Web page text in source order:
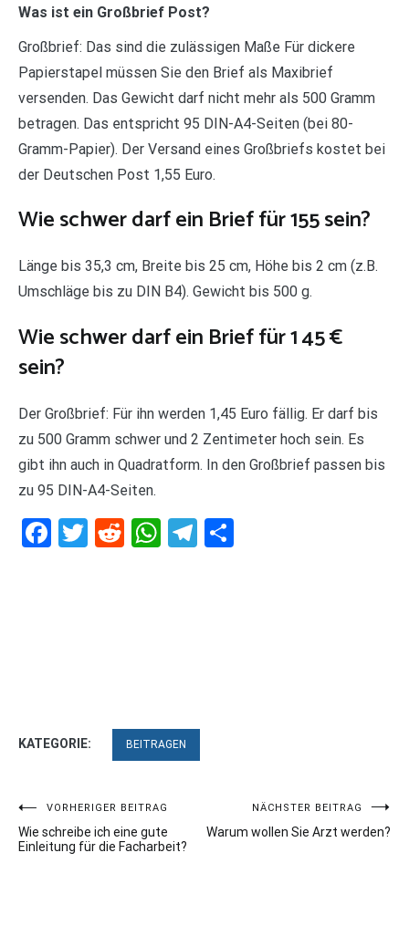
Was ist ein Großbrief Post?
Großbrief: Das sind die zulässigen Maße Für dickere
Papierstapel müssen Sie den Brief als Maxibrief
versenden. Das Gewicht darf nicht mehr als 500 Gramm
betragen. Das entspricht 95 DIN-A4-Seiten (bei 80-
Gramm-Papier). Der Versand eines Großbriefs kostet bei
der Deutschen Post 1,55 Euro.
Wie schwer darf ein Brief für 155 sein?
Länge bis 35,3 cm, Breite bis 25 cm, Höhe bis 2 cm (z.B.
Umschläge bis zu DIN B4). Gewicht bis 500 g.
Wie schwer darf ein Brief für 1 45 €
sein?
Der Großbrief: Für ihn werden 1,45 Euro fällig. Er darf bis
zu 500 Gramm schwer und 2 Zentimeter hoch sein. Es
gibt ihn auch in Quadratform. In den Großbrief passen bis
zu 95 DIN-A4-Seiten.
Facebook
Twitter
RedditWhatsApp
Telegram
KATEGORIE: BEITRAGEN
Beitragsnavigation
VORHERIGER BEITRAG
Wie schreibe ich eine gute
Einleitung für die Facharbeit?
NÄCHSTER BEITRAG
Warum wollen Sie Arzt werden?